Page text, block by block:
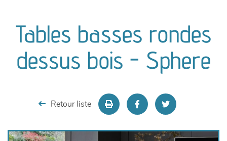
séjours
meubles de complément
Tables basses rondes
dessus bois - Sphere
Retour liste